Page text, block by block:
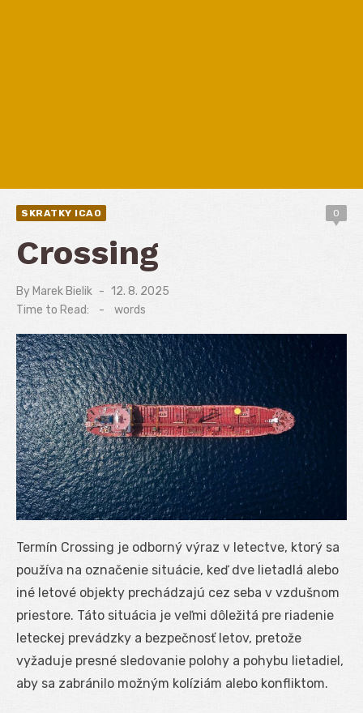
SKRATKY ICAO 0
Crossing
By Marek Bielik
Posted
on
12. 8. 2025
Time to Read:
- words
Termín Crossing je odborný výraz v letectve, ktorý sa
používa na označenie situácie, keď dve lietadlá alebo
iné letové objekty prechádzajú cez seba v vzdušnom
priestore. Táto situácia je veľmi dôležitá pre riadenie
leteckej prevádzky a bezpečnosť letov, pretože
vyžaduje presné sledovanie polohy a pohybu lietadiel,
aby sa zabránilo možným kolíziám alebo konfliktom.